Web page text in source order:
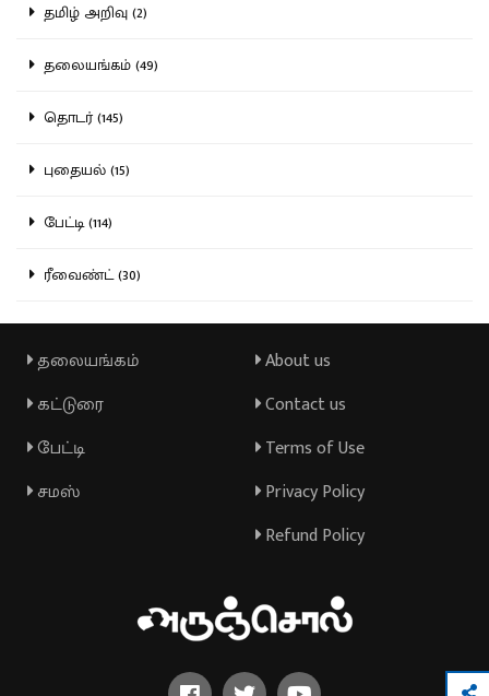
தமிழ் அறிவு (2)
தலையங்கம் (49)
தொடர் (145)
புதையல் (15)
பேட்டி (114)
ரீவைண்ட் (30)
தலையங்கம்
கட்டுரை
பேட்டி
சமஸ்
About us
Contact us
Terms of Use
Privacy Policy
Refund Policy